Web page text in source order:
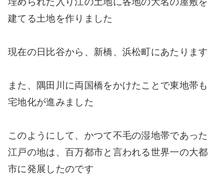
建てる土地を作りました
現在の日比谷から、新橋、浜松町にあたります
また、隅田川に両国橋をかけたことで東地帯も
宅地化が進みました
このようにして、かつて不毛の湿地帯であった
江戸の地は、百万都市と言われる世界一の大都
市に発展したのです